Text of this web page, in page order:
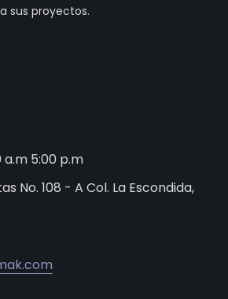
sus proyectos.
a.m 5:00 p.m
No. 108 - A Col. La Escondida,